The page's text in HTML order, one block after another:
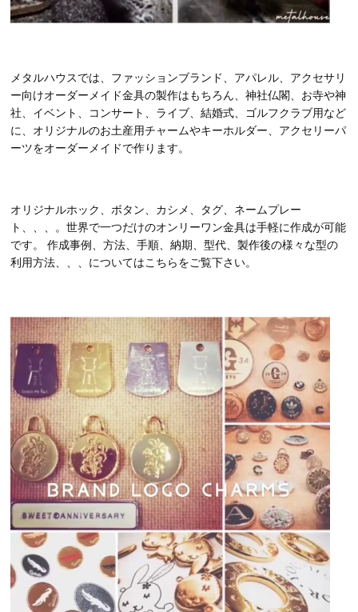
メタルハウスでは、ファッションブランド、アパレル、アクセサリ
ー向けオーダーメイド金具の製作はもちろん、神社仏閣、お寺や神
社、イベント、コンサート、ライブ、結婚式、ゴルフクラブ用など
に、オリジナルのお土産用チャームやキーホルダー、アクセリーパ
ーツをオーダーメイドで作ります。
オリジナルホック、ボタン、カシメ、タグ、ネームプレー
ト、、、。世界で一つだけのオンリーワン金具は手軽に作成が可能
です。 作成事例、方法、手順、納期、型代、製作後の様々な型の
利用方法、、、についてはこちらをご覧下さい。